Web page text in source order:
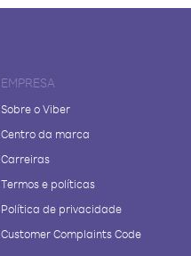
EMPRESA
Sobre o Viber
Centro da marca
Carreiras
Termos e políticas
Política de privacidade
Customer Complaints Code